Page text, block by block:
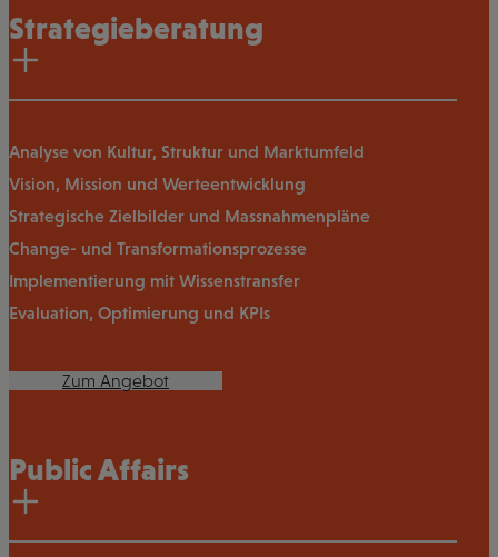
Strategieberatung
Analyse von Kultur, Struktur und Marktumfeld
Vision, Mission und Werteentwicklung
Strategische Zielbilder und Massnahmenpläne
Change- und Transformationsprozesse
Implementierung mit Wissenstransfer
Evaluation, Optimierung und KPIs
Zum Angebot
Public Affairs